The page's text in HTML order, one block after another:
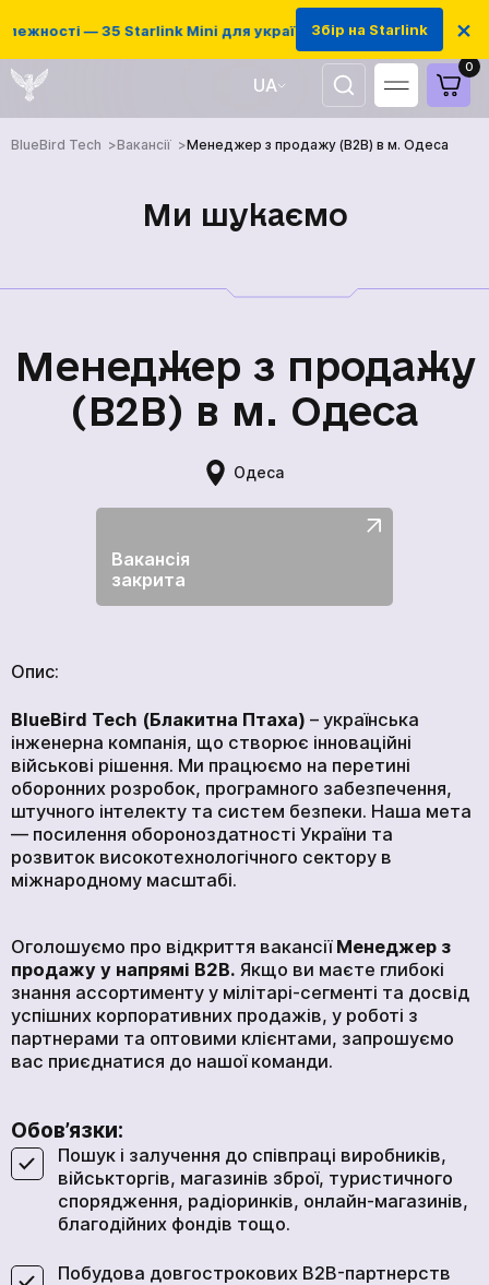
— 35 Starlink Mini для українських захисників
Збір на Starlink ×
UA
EN
0
ГОЛОВНА
ПРОДУКЦІЯ
ВАКАНСІЇ
НОВИНИ
ПРО НАС
МЕРЧ КОМПАНІЇ
ВІДГУКИ
КОНТАКТИ
BlueBird Tech Вакансії Менеджер з продажу (B2B) в м. Одеса
Ми шукаємо
Менеджер з продажу
(B2B) в м. Одеса
Одеса
Вакансія
закрита
Опис:
BlueBird Tech (Блакитна Птаха) – українська
інженерна компанія, що створює інноваційні
військові рішення. Ми працюємо на перетині
оборонних розробок, програмного забезпечення,
штучного інтелекту та систем безпеки. Наша мета
— посилення обороноздатності України та
розвиток високотехнологічного сектору в
міжнародному масштабі.
Оголошуємо про відкриття вакансії Менеджер з
продажу у напрямі B2B. Якщо ви маєте глибокі
знання ассортименту у мілітарі-сегменті та досвід
успішних корпоративних продажів, у роботі з
партнерами та оптовими клієнтами, запрошуємо
вас приєднатися до нашої команди.
Обов’язки:
Пошук і залучення до співпраці виробників,
військторгів, магазинів зброї, туристичного
спорядження, радіоринків, онлайн-магазинів,
благодійних фондів тощо.
Побудова довгострокових B2B-партнерств